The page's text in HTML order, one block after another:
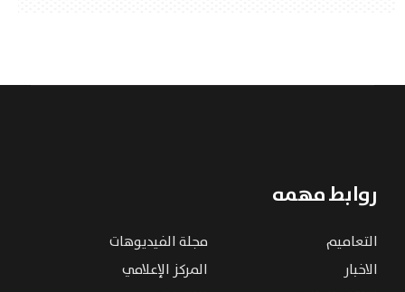
روابط مهمه
التعاميم
مجلة الفيديوهات
الاخبار
المركز الإعلامي